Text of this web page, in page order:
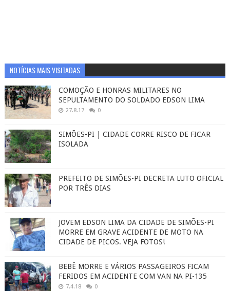
NOTÍCIAS MAIS VISITADAS
COMOÇÃO E HONRAS MILITARES NO
SEPULTAMENTO DO SOLDADO EDSON LIMA
27.8.17 0
SIMÕES-PI | CIDADE CORRE RISCO DE FICAR
ISOLADA
PREFEITO DE SIMÕES-PI DECRETA LUTO OFICIAL
POR TRÊS DIAS
JOVEM EDSON LIMA DA CIDADE DE SIMÕES-PI
MORRE EM GRAVE ACIDENTE DE MOTO NA
CIDADE DE PICOS. VEJA FOTOS!
BEBÊ MORRE E VÁRIOS PASSAGEIROS FICAM
FERIDOS EM ACIDENTE COM VAN NA PI-135
7.4.18 0